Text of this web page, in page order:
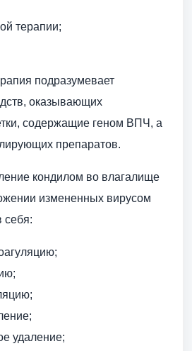
терапии;
подразумевает
оказывающих
содержащие геном ВПЧ, а
препаратов.
кондилом во влагалище
измененных вирусом
себя:
удаление;